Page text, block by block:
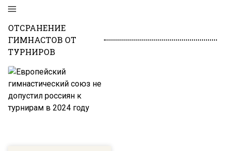
ОТСРАНЕНИЕ
ГИМНАСТОВ ОТ
ТУРНИРОВ